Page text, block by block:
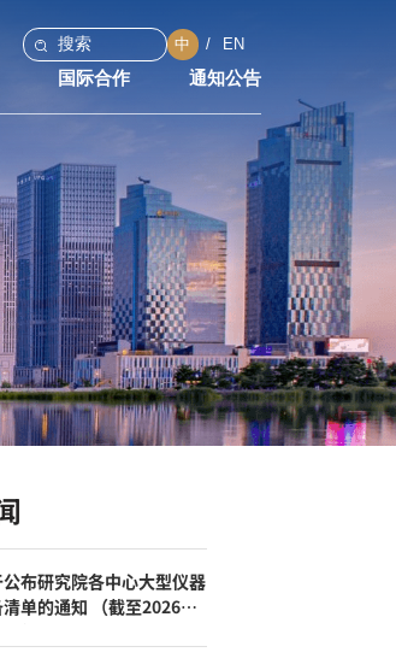
中 EN
国际合作 通知公告
布研究院各中心大型仪器
单的通知 （截至2026年4